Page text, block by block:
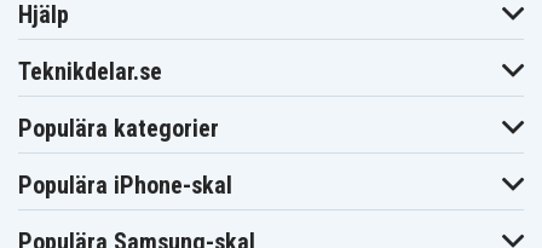
Hjälp
Teknikdelar.se
Populära kategorier
Populära iPhone-skal
Populära Samsung-skal